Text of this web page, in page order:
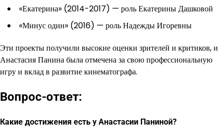
«Екатерина» (2014-2017) — роль Екатерины Дашковой
«Минус один» (2016) — роль Надежды Игоревны
Эти проекты получили высокие оценки зрителей и критиков, и
Анастасия Панина была отмечена за свою профессиональную
игру и вклад в развитие кинематографа.
Вопрос-ответ:
Какие достижения есть у Анастасии Паниной?